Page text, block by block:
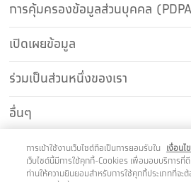
การคุ้มครองข้อมูลส่วนบุคคล
เปิดเผยข้อมูล
ร่วมเป็นส่วนหนึ่งของเรา
อื่นๆ
ติดต่อเรา
การเข้าใช้งานเว็บไซต์ถือเป็นการยอมรับใน เงื่อนไ
เว็บไซต์นี้มีการใช้คุกกี้-Cookies เพื่อมอบบริการที่
ท่านให้ความยินยอมสำหรับการใช้คุกกี้ประเภทที่จะ